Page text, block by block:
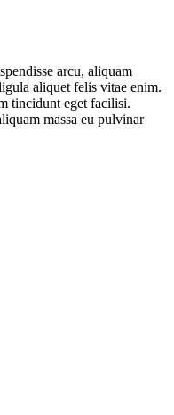
arcu, aliquam
aliquet felis vitae enim.
tincidunt eget facilisi.
massa eu pulvinar